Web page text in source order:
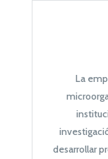
La
desarrollar